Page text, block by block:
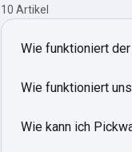
10 Artikel
Wie funktioniert
Wie funktioniert
Wie kann ich